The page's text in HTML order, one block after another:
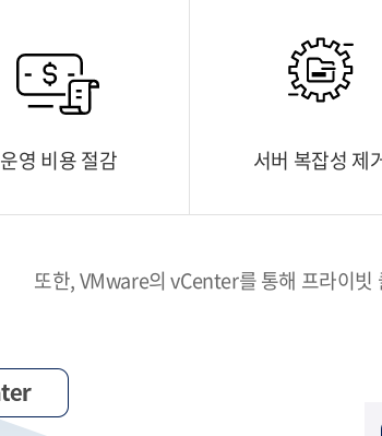
운영 비용 절감 서버 복잡성 제
또한, VMware의 vCenter를 통해 프라이빗